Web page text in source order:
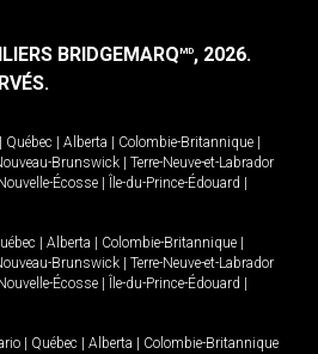
BRIDGEMARQMD, 2026.
Québec Alberta Colombie-Britannique
Brunswick
Terre-Neuve-et-Labrador
Écosse Île-du-Prince-Édouard
Alberta Colombie-Britannique
Brunswick
Terre-Neuve-et-Labrador
Écosse Île-du-Prince-Édouard
Québec Alberta
Colombie-Britannique